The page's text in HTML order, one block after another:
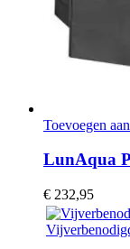
Toevoegen
LunAqua
€ 232,95